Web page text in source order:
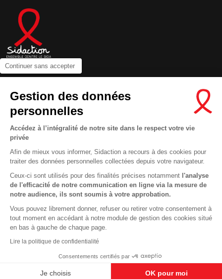
Continuer sans accepter
Gestion des données
personnelles
Accédez à l’intégralité de notre site dans le respect votre vie
privée
Afin de mieux vous informer, Sidaction a recours à des cookies pour
traiter des données personnelles collectées depuis votre navigateur.
Ceux-ci sont utilisés pour des finalités précises notamment l'analyse
de l'efficacité de notre communication en ligne via la mesure de
notre audience, ils sont soumis à votre approbation.
Vous pouvez librement donner, refuser ou retirer votre consentement à
tout moment en accédant à notre module de gestion des cookies situé
en bas à gauche de chaque page.
Lire la politique de confidentialité
Consentements certifiés par
Je choisis OK pour moi
Newsletter
Nous suivre sur les réseaux :
MENTIONS LÉGALES
CONDITIONS D’UTILISATION ET PROTECTION DES DONNÉES
COOKIES
This site uses cookies and gives you control over what you want to
En savoir plus